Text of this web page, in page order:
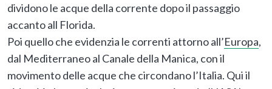
dividono le acque della corrente dopo il passaggio
accanto all Florida.
Poi quello che evidenzia le correnti attorno all’Europa,
dal Mediterraneo al Canale della Manica, con il
movimento delle acque che circondano l’Italia. Qui il